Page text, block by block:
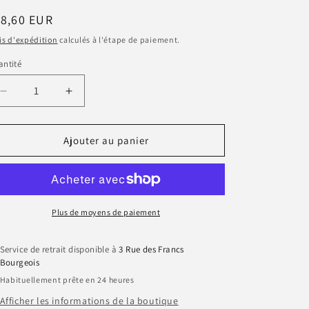
n
EUR
d'expédition calculés à l'étape de paiement.
Réduire
la
quantité
Oméga
Fleurance
Augmenter
la
quantité
de
Oméga
-
Fleurance
Nature
Ajouter au panier
Plus de moyens de paiement
Service de retrait disponible à3 Rue des Francs
Bourgeois
Habituellement prête en 24 heures
Afficher les informations de la boutique